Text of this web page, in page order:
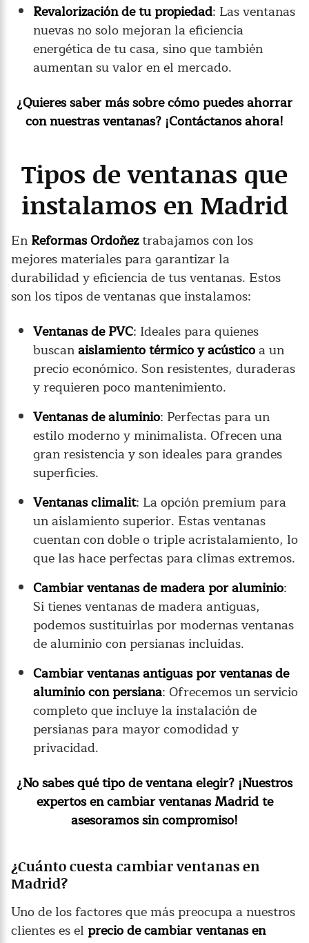
Revalorización de tu propiedad: Las ventanas
nuevas no solo mejoran la eficiencia
energética de tu casa, sino que también
aumentan su valor en el mercado.
¿Quieres saber más sobre cómo puedes ahorrar
con nuestras ventanas? ¡Contáctanos ahora!
Tipos de ventanas que
instalamos en Madrid
En Reformas Ordoñeztrabajamos con los
mejores materiales para garantizar la
durabilidad y eficiencia de tus ventanas. Estos
son los tipos de ventanas que instalamos:
Ventanas de PVC: Ideales para quienes
buscanaislamiento térmico y acústicoa un
precio económico. Son resistentes, duraderas
y requieren poco mantenimiento.
Ventanas de aluminio: Perfectas para un
estilo moderno y minimalista. Ofrecen una
gran resistencia y son ideales para grandes
superficies.
Ventanas climalit: La opción premium para
un aislamiento superior. Estas ventanas
cuentan con doble o triple acristalamiento, lo
que las hace perfectas para climas extremos.
Cambiar ventanas de madera por aluminio:
Si tienes ventanas de madera antiguas,
podemos sustituirlas por modernas ventanas
de aluminio con persianas incluidas.
Cambiar ventanas antiguas por ventanas de
aluminio con persiana: Ofrecemos un servicio
completo que incluye la instalación de
persianas para mayor comodidad y
privacidad.
¿No sabes qué tipo de ventana elegir? ¡Nuestros
expertos en cambiar ventanas Madrid te
asesoramos sin compromiso!
¿Cuánto cuesta cambiar ventanas en
Madrid?
Uno de los factores que más preocupa a nuestros
clientes es el precio de cambiar ventanas en